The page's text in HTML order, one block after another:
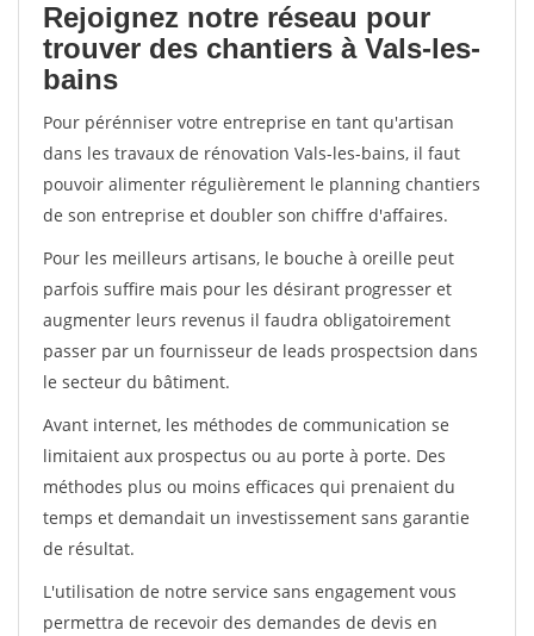
Rejoignez notre réseau pour
trouver des chantiers à Vals-les-
bains
Pour pérénniser votre entreprise en tant qu'artisan
dans les travaux de rénovation Vals-les-bains, il faut
pouvoir alimenter régulièrement le planning chantiers
de son entreprise et doubler son chiffre d'affaires.
Pour les meilleurs artisans, le bouche à oreille peut
parfois suffire mais pour les désirant progresser et
augmenter leurs revenus il faudra obligatoirement
passer par un fournisseur de leads prospectsion dans
le secteur du bâtiment.
Avant internet, les méthodes de communication se
limitaient aux prospectus ou au porte à porte. Des
méthodes plus ou moins efficaces qui prenaient du
temps et demandait un investissement sans garantie
de résultat.
L'utilisation de notre service sans engagement vous
permettra de recevoir des demandes de devis en